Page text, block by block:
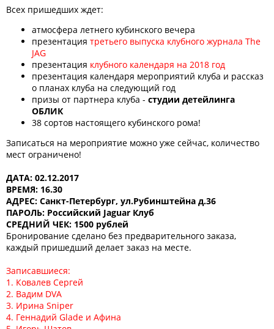
Всех пришедших ждет:
атмосфера летнего кубинского вечера
презентация третьего выпуска клубного журнала The
JAG
презентация клубного календаря на 2018 год
презентация календаря мероприятий клуба и рассказ
о планах клуба на следующий год
призы от партнера клуба - студии детейлинга
ОБЛИК
38 сортов настоящего кубинского рома!
Записаться на мероприятие можно уже сейчас, количество
мест ограничено!
ДАТА: 02.12.2017
ВРЕМЯ: 16.30
АДРЕС: Санкт-Петербург, ул.Рубинштейна д.36
ПАРОЛЬ: Российский Jaguar Клуб
СРЕДНИЙ ЧЕК: 1500 рублей
Бронирование сделано без предварительного заказа,
каждый пришедший делает заказ на месте.
Записавшиеся:
1. Ковалев Сергей
2. Вадим DVA
3. Ирина Sniper
4. Геннадий Glade и Афина